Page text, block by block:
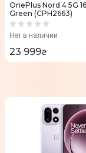
OnePlus Nord 4 5G
Green (CPH2663)
Нет в наличии
23 999₴